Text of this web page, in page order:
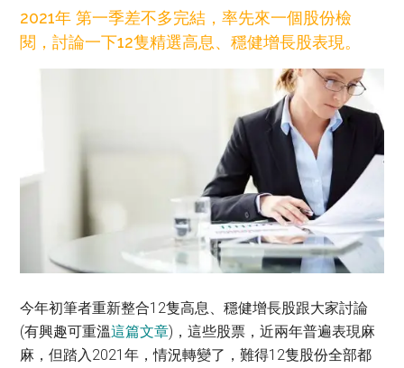
網
站
2021年 第一季差不多完結，率先來一個股份檢
閱，討論一下12隻精選高息、穩健增長股表現。
今年初筆者重新整合12隻高息、穩健增長股跟大家討論
(有興趣可重溫這篇文章)，這些股票，近兩年普遍表現麻
麻，但踏入2021年，情況轉變了，難得12隻股份全部都